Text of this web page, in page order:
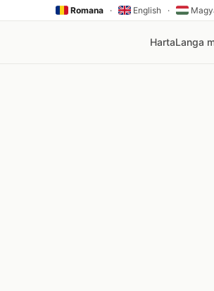
Romana · English ·
HartaLanga